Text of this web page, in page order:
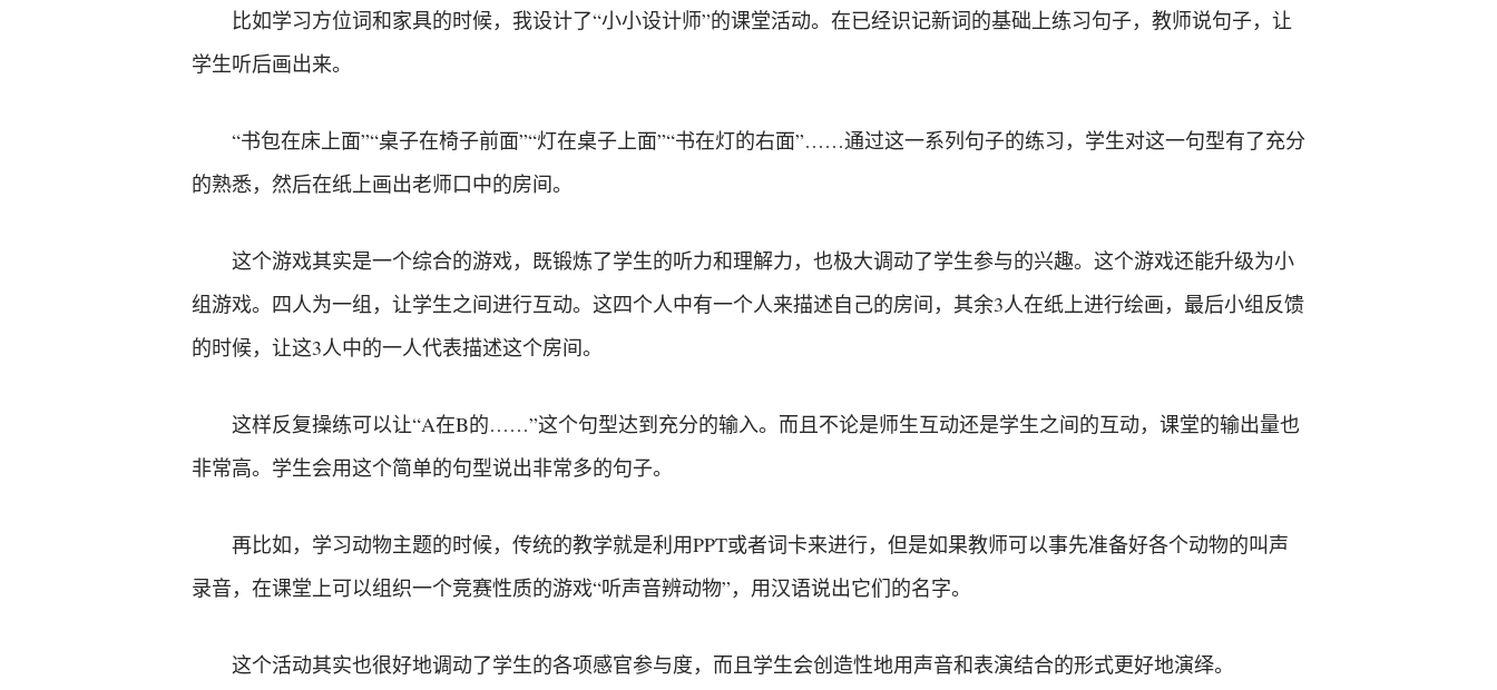
比如学习方位词和家具的时候，我设计了“小小设计师”的课堂活动。在已经识记新词的基础上练习句子，教师说句子，让
学生听后画出来。
“书包在床上面”“桌子在椅子前面”“灯在桌子上面”“书在灯的右面”……通过这一系列句子的练习，学生对这一句型有了充分
的熟悉，然后在纸上画出老师口中的房间。
这个游戏其实是一个综合的游戏，既锻炼了学生的听力和理解力，也极大调动了学生参与的兴趣。这个游戏还能升级为小
组游戏。四人为一组，让学生之间进行互动。这四个人中有一个人来描述自己的房间，其余3人在纸上进行绘画，最后小组反馈
的时候，让这3人中的一人代表描述这个房间。
这样反复操练可以让“A在B的……”这个句型达到充分的输入。而且不论是师生互动还是学生之间的互动，课堂的输出量也
非常高。学生会用这个简单的句型说出非常多的句子。
再比如，学习动物主题的时候，传统的教学就是利用PPT或者词卡来进行，但是如果教师可以事先准备好各个动物的叫声
录音，在课堂上可以组织一个竞赛性质的游戏“听声音辨动物”，用汉语说出它们的名字。
这个活动其实也很好地调动了学生的各项感官参与度，而且学生会创造性地用声音和表演结合的形式更好地演绎。